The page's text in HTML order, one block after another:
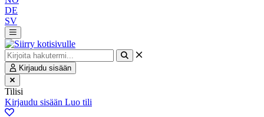
DE
SV
Kirjaudu sisään
Tilisi
Kirjaudu sisään Luo tili